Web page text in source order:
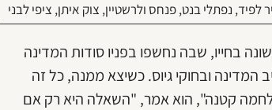
לפיד, נפתלי בנט,פנחס ולרשטיין, צוק איתן, ציפי לבני
בחייו, שבה נחשפו בפניו סודות המדינה
המדינה ובחוקי גיוס. כשיצא ממנה, כל זה
קטנה", הוא אמר, "השאלה היא רק אם